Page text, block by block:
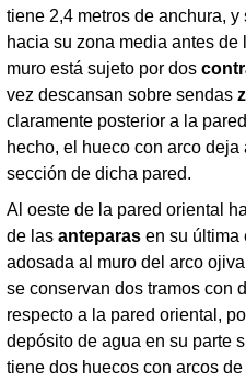
tiene 2,4 metros de anchura,
hacia su zona media antes de
muro está sujeto por dos
vez descansan sobre sendas
claramente posterior a la
hecho, el hueco con arco
sección de dicha pared.
Al oeste de la pared oriental
de las anteparas en su última
adosada al muro del arco
se conservan dos tramos con
respecto a la pared oriental,
depósito de agua en su parte
tiene dos huecos con arcos